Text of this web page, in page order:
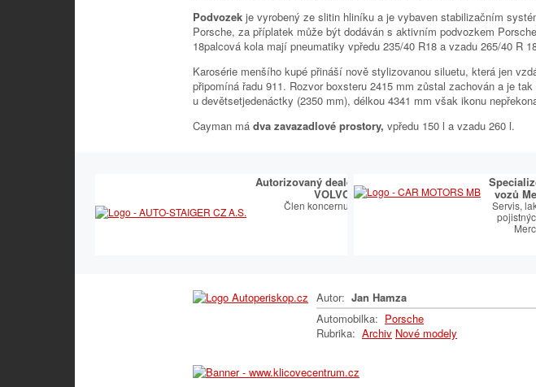
Podvozek je vyrobený ze slitin hliníku a je vybaven stabilizačním
Porsche, za příplatek může být dodáván s aktivním podvozkem
18palcová kola mají pneumatiky vpředu 235/40 R18 a vzadu 265/40 R
Karosérie menšího kupé přináší nově stylizovanou siluetu, která jen
připomíná řadu 911. Rozvor boxsteru 2415 mm zůstal zachován a je
u devětsetjedenáctky (2350 mm), délkou 4341 mm však ikonu
Cayman má dva zavazadlové prostory, vpředu 150 l a vzadu 260 l.
Autorizovaný dealer a opravce
VOLVO
Člen koncernu TUkas
vozů
Servis,
Autor: Jan Hamza
Automobilka: Porsche
Rubrika: Archiv Nové modely